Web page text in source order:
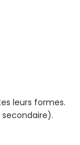
leurs formes.